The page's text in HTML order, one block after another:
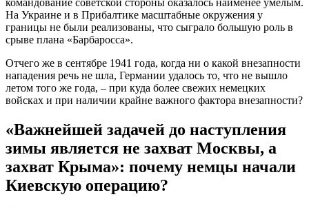
командование советской стороны оказалось наименее умелым.
На Украине и в Прибалтике масштабные окружения у
границы не были реализованы, что сыграло большую роль в
срыве плана «Барбаросса».
Отчего же в сентябре 1941 года, когда ни о какой внезапности
нападения речь не шла, Германии удалось то, что не вышло
летом того же года, – при куда более свежих немецких
войсках и при наличии крайне важного фактора внезапности?
«Важнейшей задачей до наступления
зимы является не захват Москвы, а
захват Крыма»: почему немцы начали
Киевскую операцию?